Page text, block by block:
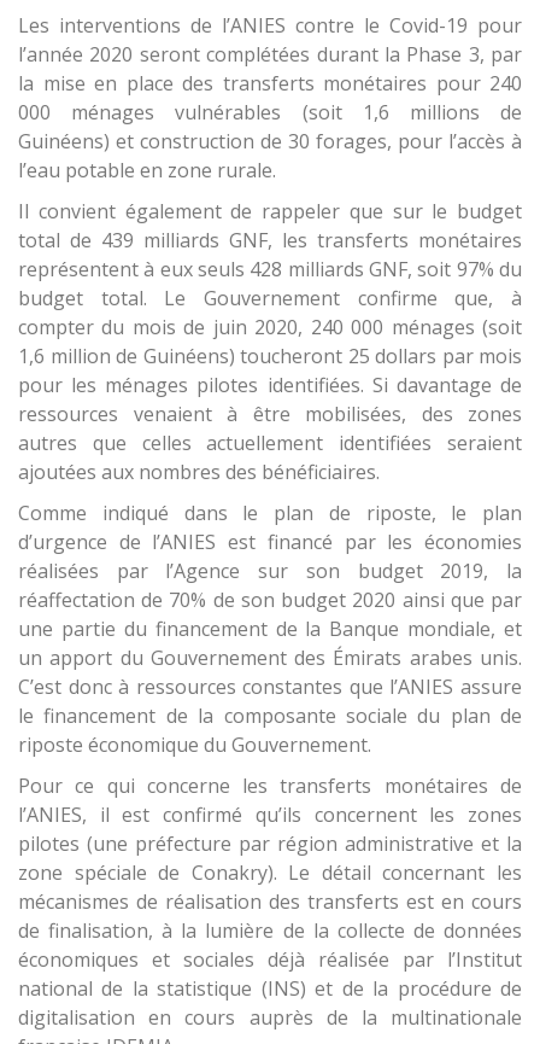
Les interventions de l’ANIES contre le Covid-19 pour
l’année 2020 seront complétées durant la Phase 3, par
la mise en place des transferts monétaires pour 240
000 ménages vulnérables (soit 1,6 millions de
Guinéens) et construction de 30 forages, pour l’accès à
l’eau potable en zone rurale.
Il convient également de rappeler que sur le budget
total de 439 milliards GNF, les transferts monétaires
représentent à eux seuls 428 milliards GNF, soit 97% du
budget total. Le Gouvernement confirme que, à
compter du mois de juin 2020, 240 000 ménages (soit
1,6 million de Guinéens) toucheront 25 dollars par mois
pour les ménages pilotes identifiées. Si davantage de
ressources venaient à être mobilisées, des zones
autres que celles actuellement identifiées seraient
ajoutées aux nombres des bénéficiaires.
Comme indiqué dans le plan de riposte, le plan
d’urgence de l’ANIES est financé par les économies
réalisées par l’Agence sur son budget 2019, la
réaffectation de 70% de son budget 2020 ainsi que par
une partie du financement de la Banque mondiale, et
un apport du Gouvernement des Émirats arabes unis.
C’est donc à ressources constantes que l’ANIES assure
le financement de la composante sociale du plan de
riposte économique du Gouvernement.
Pour ce qui concerne les transferts monétaires de
l’ANIES, il est confirmé qu’ils concernent les zones
pilotes (une préfecture par région administrative et la
zone spéciale de Conakry). Le détail concernant les
mécanismes de réalisation des transferts est en cours
de finalisation, à la lumière de la collecte de données
économiques et sociales déjà réalisée par l’Institut
national de la statistique (INS) et de la procédure de
digitalisation en cours auprès de la multinationale